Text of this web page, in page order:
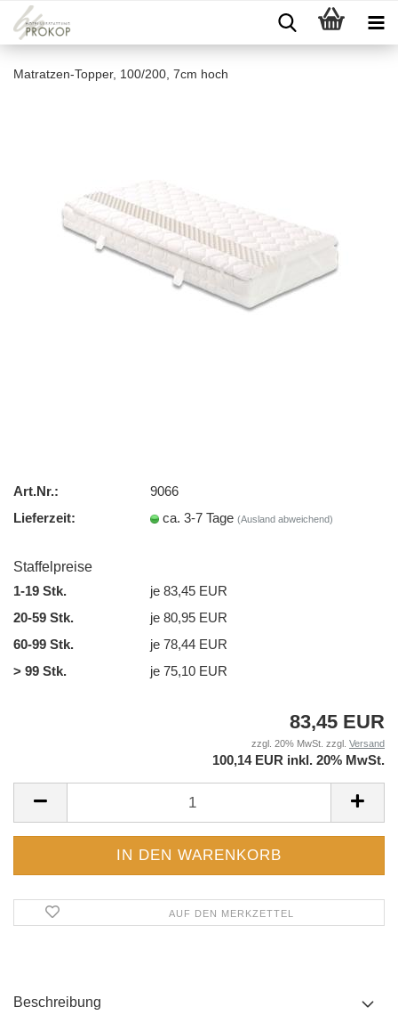
Matratzen-Topper, 100/200, 7cm hoch
Art.Nr.:
9066
Lieferzeit:
ca. 3-7 Tage(Ausland abweichend)
Staffelpreise
1-19 Stk.
je 83,45 EUR
20-59 Stk.
je 80,95 EUR
60-99 Stk.
je 78,44 EUR
> 99 Stk.
je 75,10 EUR
83,45 EUR
zzgl. 20% MwSt. zzgl. Versand
100,14 EUR inkl. 20% MwSt.
AUF DEN MERKZETTEL
Beschreibung